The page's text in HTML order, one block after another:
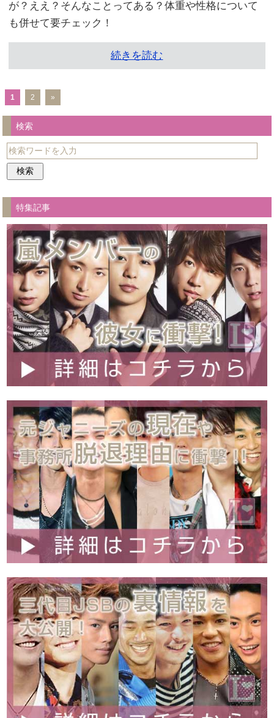
が？ええ？そんなことってある？体重や性格について
も併せて要チェック！
続きを読む
1 2 »
検索
特集記事